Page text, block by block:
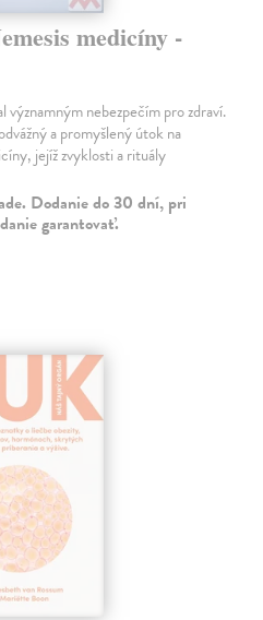
medicíny -
významným nebezpečím pro zdraví.
a promyšlený útok na
jejíž zvyklosti a rituály
Dodanie do 30 dní, pri
garantovať.